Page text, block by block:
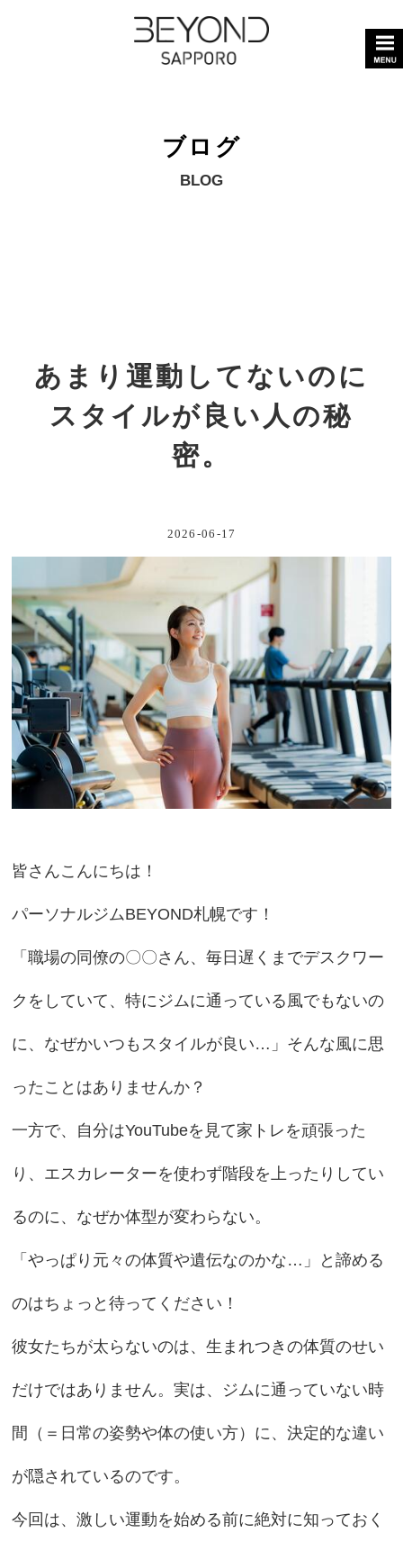
ブログ
BLOG
あまり運動してないのに
スタイルが良い人の秘
密。
2026-06-17
皆さんこんにちは！
パーソナルジムBEYOND札幌です！
「職場の同僚の〇〇さん、毎日遅くまでデスクワー
クをしていて、特にジムに通っている風でもないの
に、なぜかいつもスタイルが良い…」そんな風に思
ったことはありませんか？
一方で、自分はYouTubeを見て家トレを頑張った
り、エスカレーターを使わず階段を上ったりしてい
るのに、なぜか体型が変わらない。
「やっぱり元々の体質や遺伝なのかな…」と諦める
のはちょっと待ってください！
彼女たちが太らないのは、生まれつきの体質のせい
だけではありません。実は、ジムに通っていない時
間（＝日常の姿勢や体の使い方）に、決定的な違い
が隠されているのです。
今回は、激しい運動を始める前に絶対に知っておく